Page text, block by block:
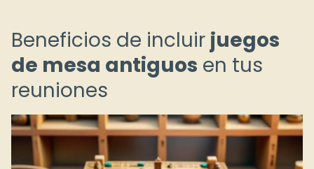
Beneficios de incluir juegos
de mesa antiguos en tus
reuniones